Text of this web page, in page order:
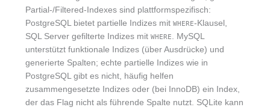
Partial-/Filtered-Indexes sind plattformspezifisch:
PostgreSQL bietet partielle Indizes mit WHERE-Klausel,
SQL Server gefilterte Indizes mit WHERE
. MySQL
unterstützt funktionale Indizes (über Ausdrücke) und
generierte Spalten; echte partielle Indizes wie in
PostgreSQL gibt es nicht, häufig helfen
zusammengesetzte Indizes oder (bei InnoDB) ein Index,
der das Flag nicht als führende Spalte nutzt. SQLite kann